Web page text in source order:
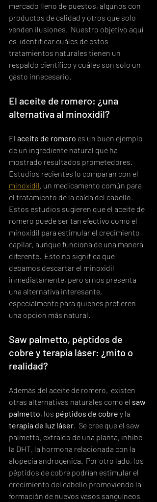
mercado lleno de puestos, algunos con
productos de calidad y otros que solo
venden ilusiones.  Nuestro objetivo aquí
es  identificar cuáles de estos
tratamientos naturales tienen un
respaldo científico y cuáles son solo un
gasto innecesario.
El aceite de romero: ¿una
alternativa al minoxidil?
El aceite de romero es un buen ejemplo
de un ingrediente natural que ha
mostrado resultados prometedores.
Estudios recientes lo comparan con el
minoxidil, un medicamento común para
el tratamiento de la caída del cabello.
Estos estudios sugieren que el aceite de
romero puede ser tan efectivo como el
minoxidil para estimular el crecimiento
capilar, aunque funciona de una manera
diferente.  Esto no significa que
debamos descartar el minoxidil
inmediatamente, pero sí nos presenta
una alternativa interesante,
especialmente para quienes prefieren
una opción más natural.
Saw palmetto, péptidos de
cobre y terapia láser: ¿mito o
realidad?
Además del aceite de romero,  existen
otras alternativas naturales como el saw
palmetto, los péptidos de cobre y la
terapia de luz láser .  Se cree que el saw
palmetto, extraído de una planta, inhibe
la DHT, la hormona relacionada con la
alopecia androgénica.  Por otro lado, los
péptidos de cobre podrían estimular el
crecimiento del cabello promoviendo la
formación de nuevos vasos sanguíneos